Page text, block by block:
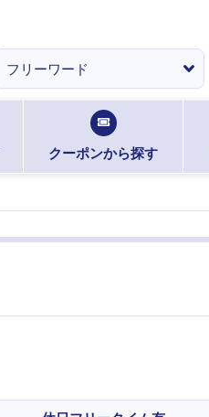
クーポンから探す